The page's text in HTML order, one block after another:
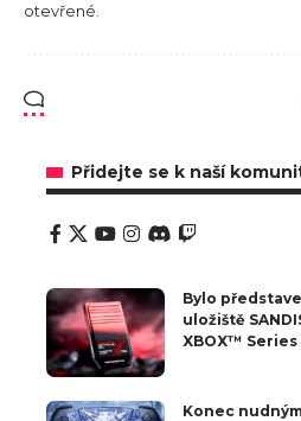
otevřené.
Přidejte se k naší
Bylo
uložiště
XBOX™ Series
Konec